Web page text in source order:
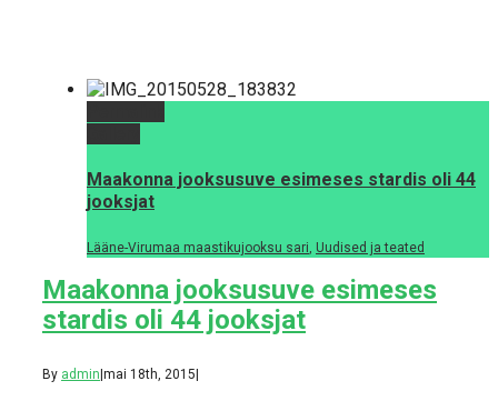
Maakonna jooksusuve esimeses stardis oli 44
jooksjat
Lääne-Virumaa maastikujooksu sari Uudised ja teated
Maakonna jooksusuve esimeses
stardis oli 44 jooksjat
By admin mai 18th, 2015